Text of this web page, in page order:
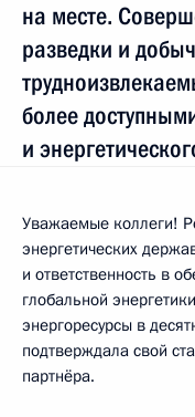
на месте.
разведки и
более
и
Уважаемые коллеги!
энергетических
и ответственность в
глобальной
энергоресурсы в
подтверждала свой
партнёра.